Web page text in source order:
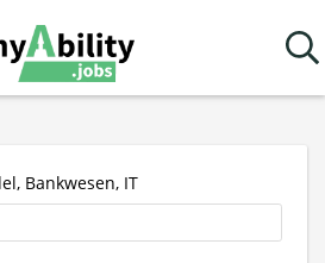
Bankwesen, IT